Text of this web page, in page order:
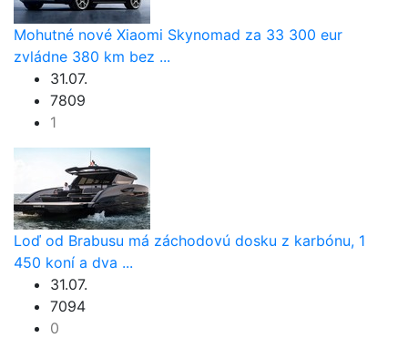
Mohutné nové Xiaomi Skynomad za 33 300 eur
zvládne 380 km bez ...
31.07.
7809
1
Loď od Brabusu má záchodovú dosku z karbónu, 1
450 koní a dva ...
31.07.
7094
0